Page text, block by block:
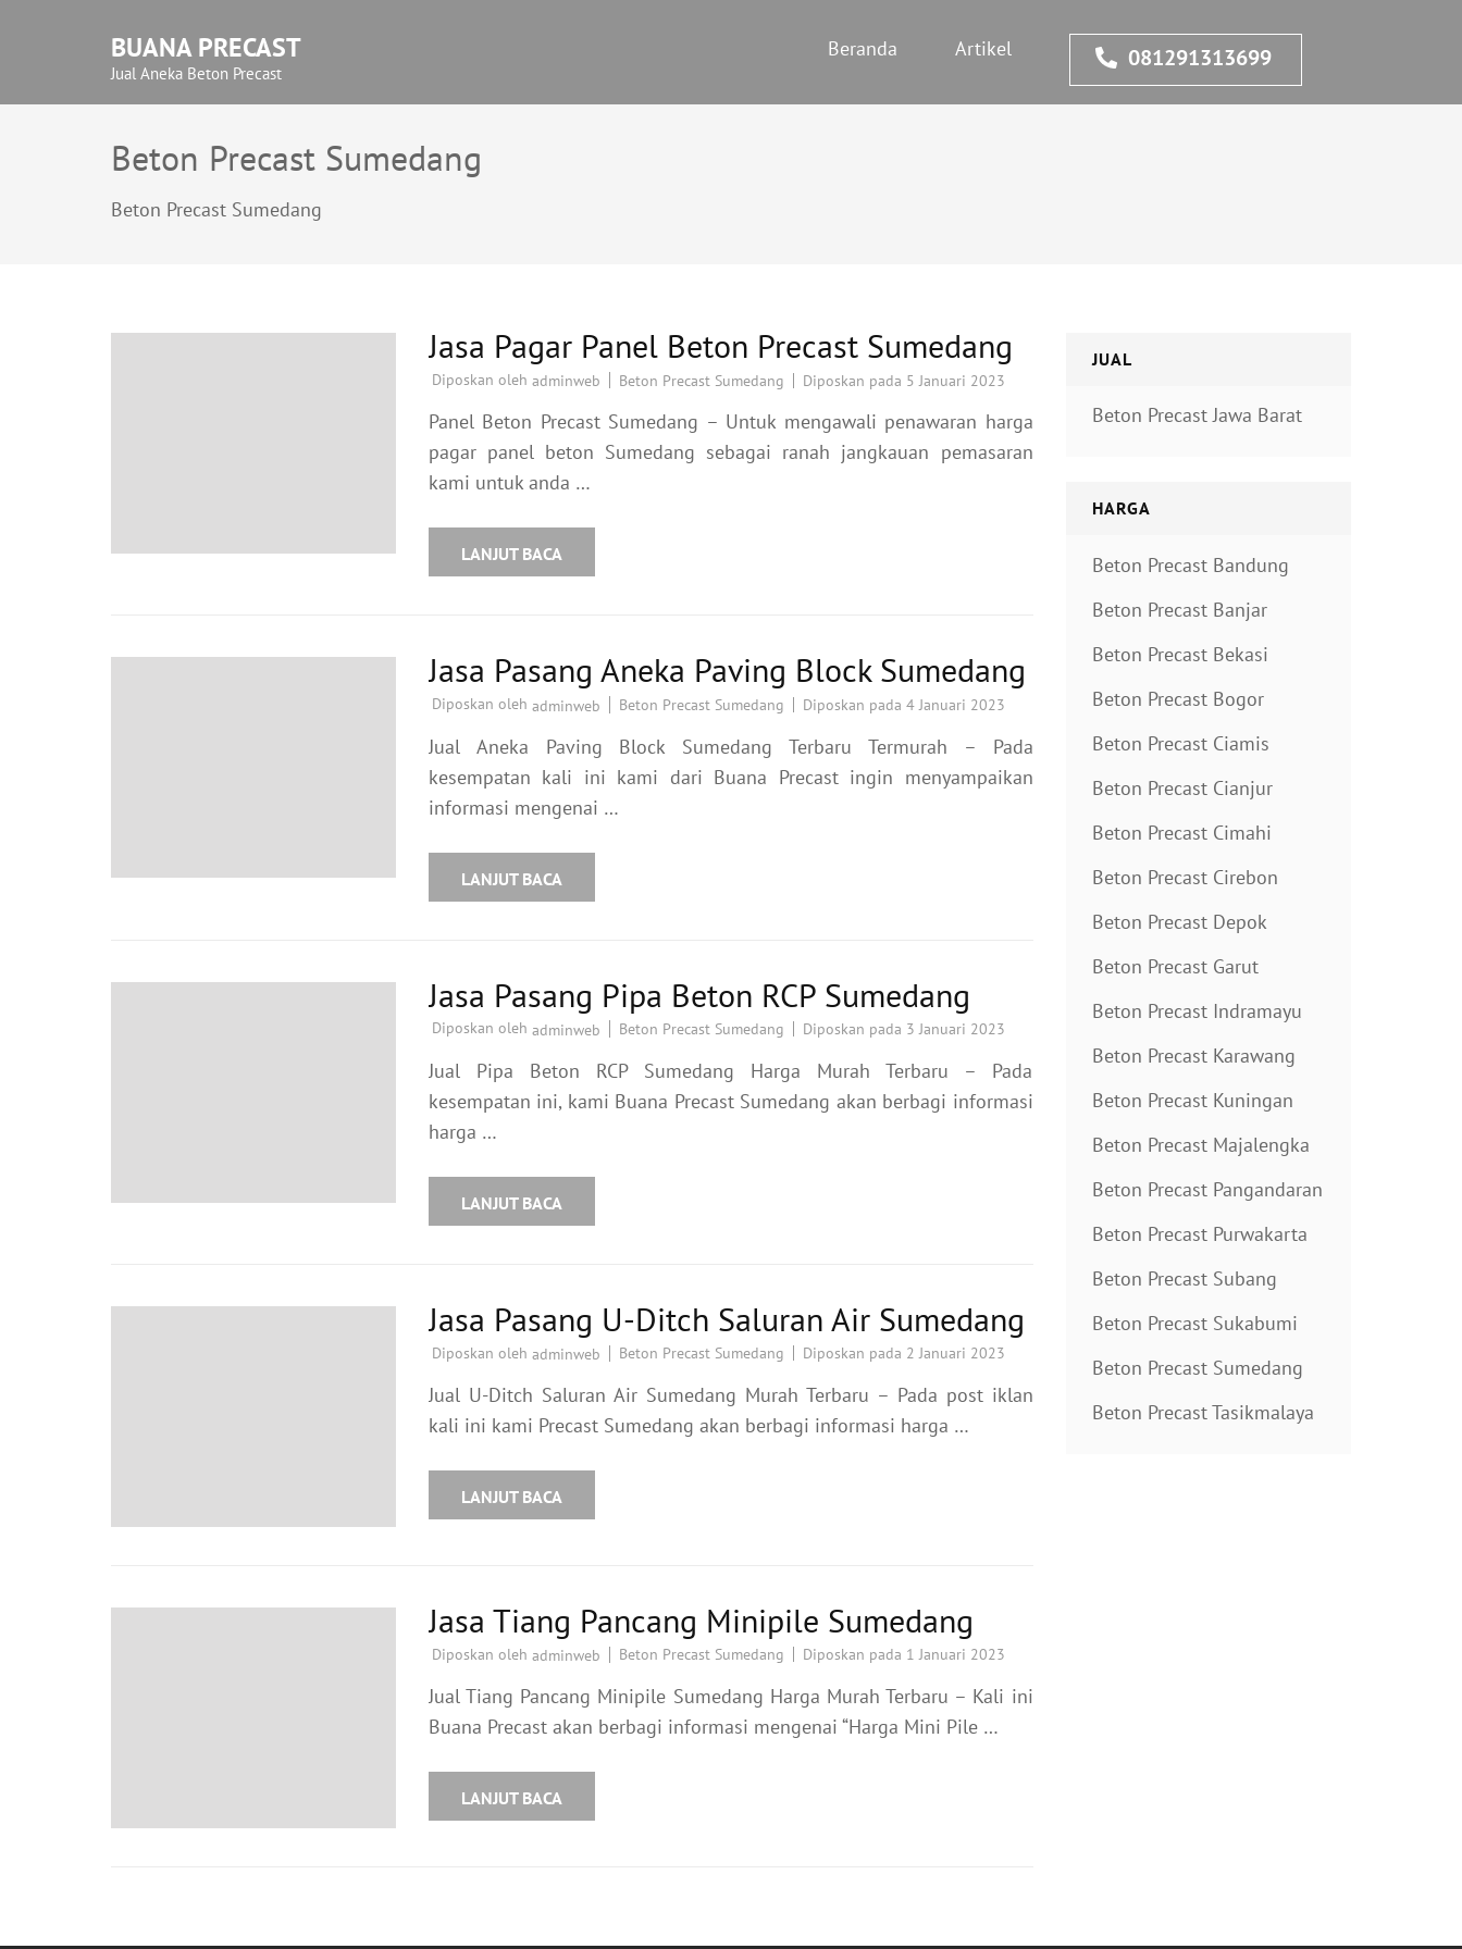
(Tekan
BUANA PRECAST
Jual Aneka Beton Precast
Beranda Artikel 081291313699
Beton Precast Sumedang
Beton Precast Sumedang
Jasa Pagar Panel Beton Precast Sumedang
Diposkan oleh adminweb Beton Precast Sumedang Diposkan pada 5 Januari 2023
Panel Beton Precast Sumedang – Untuk mengawali penawaran harga
pagar panel beton Sumedang sebagai ranah jangkauan pemasaran
kami untuk anda …
LANJUT BACA
Jasa Pasang Aneka Paving Block Sumedang
Diposkan oleh adminweb Beton Precast Sumedang Diposkan pada 4 Januari 2023
Jual Aneka Paving Block Sumedang Terbaru Termurah – Pada
kesempatan kali ini kami dari Buana Precast ingin menyampaikan
informasi mengenai …
LANJUT BACA
Jasa Pasang Pipa Beton RCP Sumedang
Diposkan oleh adminweb Beton Precast Sumedang Diposkan pada 3 Januari 2023
Jual Pipa Beton RCP Sumedang Harga Murah Terbaru – Pada
kesempatan ini, kami Buana Precast Sumedang akan berbagi informasi
harga …
LANJUT BACA
Jasa Pasang U-Ditch Saluran Air Sumedang
Diposkan oleh adminweb Beton Precast Sumedang Diposkan pada 2 Januari 2023
Jual U-Ditch Saluran Air Sumedang Murah Terbaru – Pada post iklan
kali ini kami Precast Sumedang akan berbagi informasi harga …
LANJUT BACA
Jasa Tiang Pancang Minipile Sumedang
Diposkan oleh adminweb Beton Precast Sumedang Diposkan pada 1 Januari 2023
Jual Tiang Pancang Minipile Sumedang Harga Murah Terbaru – Kali ini
Buana Precast akan berbagi informasi mengenai “Harga Mini Pile …
LANJUT BACA
JUAL
Beton Precast Jawa Barat
HARGA
Beton Precast Bandung
Beton Precast Banjar
Beton Precast Bekasi
Beton Precast Bogor
Beton Precast Ciamis
Beton Precast Cianjur
Beton Precast Cimahi
Beton Precast Cirebon
Beton Precast Depok
Beton Precast Garut
Beton Precast Indramayu
Beton Precast Karawang
Beton Precast Kuningan
Beton Precast Majalengka
Beton Precast Pangandaran
Beton Precast Purwakarta
Beton Precast Subang
Beton Precast Sukabumi
Beton Precast Sumedang
Beton Precast Tasikmalaya